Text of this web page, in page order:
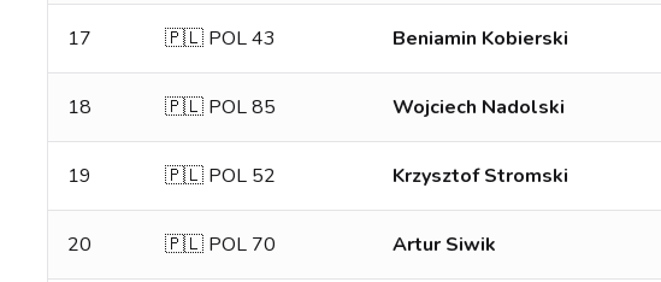
17 🇵🇱 POL 43 Beniamin Kobierski
18 🇵🇱 POL 85 Wojciech Nadolski
19 🇵🇱 POL 52 Krzysztof Stromski
20 🇵🇱 POL 70 Artur Siwik